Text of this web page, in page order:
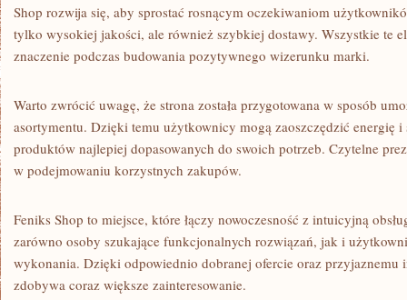
Shop rozwija się, aby sprostać rosnącym oczekiwaniom
tylko wysokiej jakości, ale również szybkiej dostawy. Wszystkie te
znaczenie podczas budowania pozytywnego wizerunku marki.
Warto zwrócić uwagę, że strona została przygotowana w sposób
asortymentu. Dzięki temu użytkownicy mogą zaoszczędzić energię
produktów najlepiej dopasowanych do swoich potrzeb. Czytelne
w podejmowaniu korzystnych zakupów.
Feniks Shop to miejsce, które łączy nowoczesność z intuicyjną
zarówno osoby szukające funkcjonalnych rozwiązań, jak i
wykonania. Dzięki odpowiednio dobranej ofercie oraz przyjaznemu
zdobywa coraz większe zainteresowanie.